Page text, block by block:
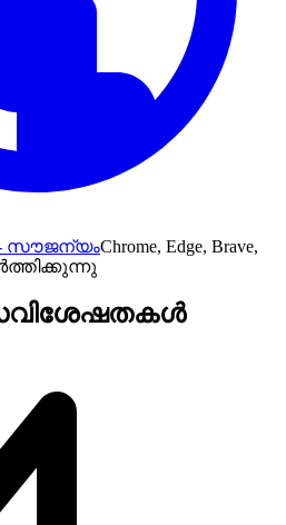
- സൗജന്യംChrome, Edge, Brave,